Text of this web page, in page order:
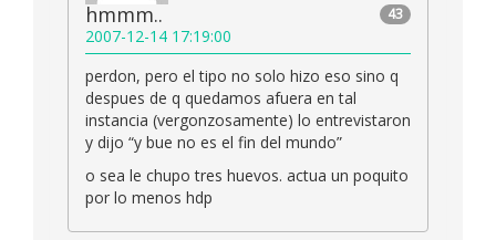
43
hmmm..
2007-12-14 17:19:00
perdon, pero el tipo no solo hizo eso sino q
despues de q quedamos afuera en tal
instancia (vergonzosamente) lo entrevistaron
y dijo “y bue no es el fin del mundo”
o sea le chupo tres huevos. actua un poquito
por lo menos hdp